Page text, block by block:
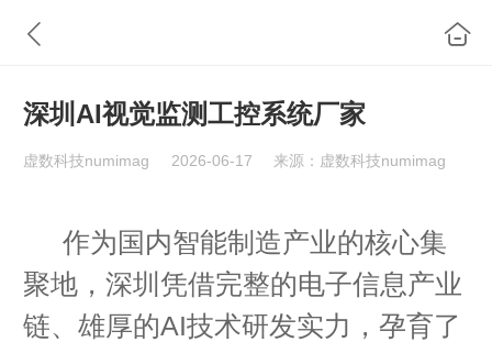
深圳AI视觉监测工控系统厂家
虚数科技numimag 2026-06-17 来源：虚数科技numimag
作为国内智能制造产业的核心集
聚地，深圳凭借完整的电子信息产业
链、雄厚的AI技术研发实力，孕育了